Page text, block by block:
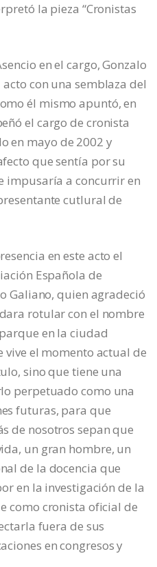
la pieza “Cronistas
en el cargo, Gonzalo
con una semblaza del
él mismo apuntó, en
el cargo de cronista
en mayo de 2002 y
que sentía por su
impusaría a concurrir en
cutlural de
en este acto el
Española de
Galiano, quien agradeció
rotular con el nombre
en la ciudad
vive el momento actual de
sino que tiene una
perpetuado como una
futuras, para que
de nosotros sepan que
un gran hombre, un
de la docencia que
en la investigación de la
como cronista oficial de
fuera de sus
en congresos y